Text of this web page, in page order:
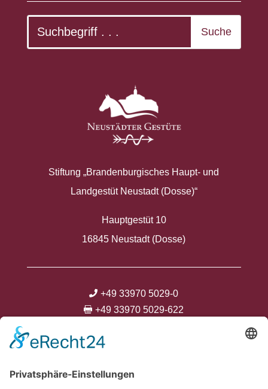
Stiftung „Brandenburgisches Haupt- und
Landgestüt Neustadt (Dosse)“
Hauptgestüt 10
16845 Neustadt (Dosse)
 +49 33970 5029-0
 +49 33970 5029-622